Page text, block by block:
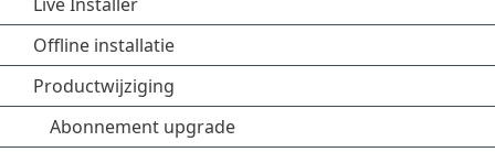
Offline installatie
Productwijziging
Abonnement upgrade